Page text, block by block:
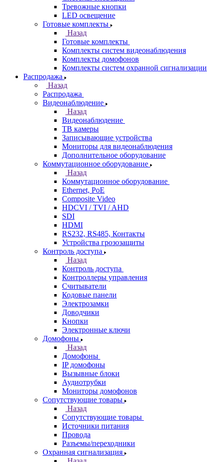
Тревожные кнопки
LED освещение
Готовые комплекты
Назад
Готовые комплекты
Комплекты систем видеонаблюдения
Комплекты домофонов
Комплекты систем охранной сигнализации
Распродажа
Назад
Распродажа
Видеонаблюдение
Назад
Видеонаблюдение
ТВ камеры
Записывающие устройства
Мониторы для видеонаблюдения
Дополнительное оборудование
Коммутационное оборудование
Назад
Коммутационное оборудование
Ethernet, PoE
Composite Video
HDCVI / TVI / AHD
SDI
HDMI
RS232, RS485, Контакты
Устройства грозозащиты
Контроль доступа
Назад
Контроль доступа
Контроллеры управления
Считыватели
Кодовые панели
Электрозамки
Доводчики
Кнопки
Электронные ключи
Домофоны
Назад
Домофоны
IP домофоны
Вызывные блоки
Аудиотрубки
Мониторы домофонов
Сопутствующие товары
Назад
Сопутствующие товары
Источники питания
Провода
Разъемы/переходники
Охранная сигнализация